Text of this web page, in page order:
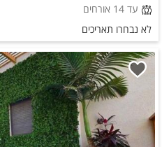
עד 14 אורחים
לא נבחרו תאריכים